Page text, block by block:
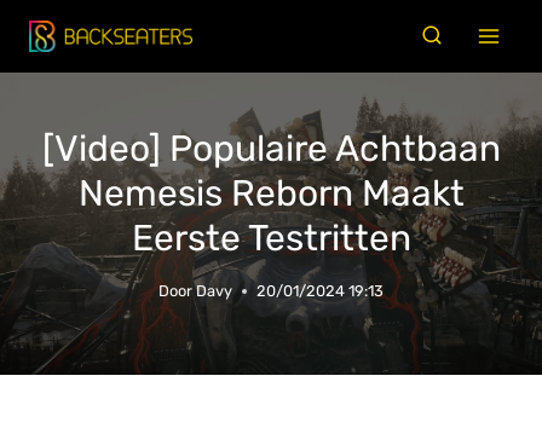
Doorgaan
naar
[Video] Populaire Achtbaan
Nemesis Reborn Maakt
Eerste Testritten
Door Davy 20/01/2024 19:13